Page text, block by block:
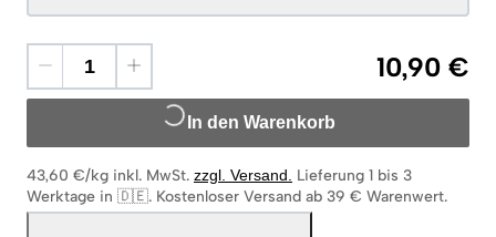
10,90 €
In den Warenkorb
43,60 €/kg inkl. MwSt. zzgl. Versand. Lieferung 1 bis 3
Werktage in 🇩🇪. Kostenloser Versand ab 39 € Warenwert.